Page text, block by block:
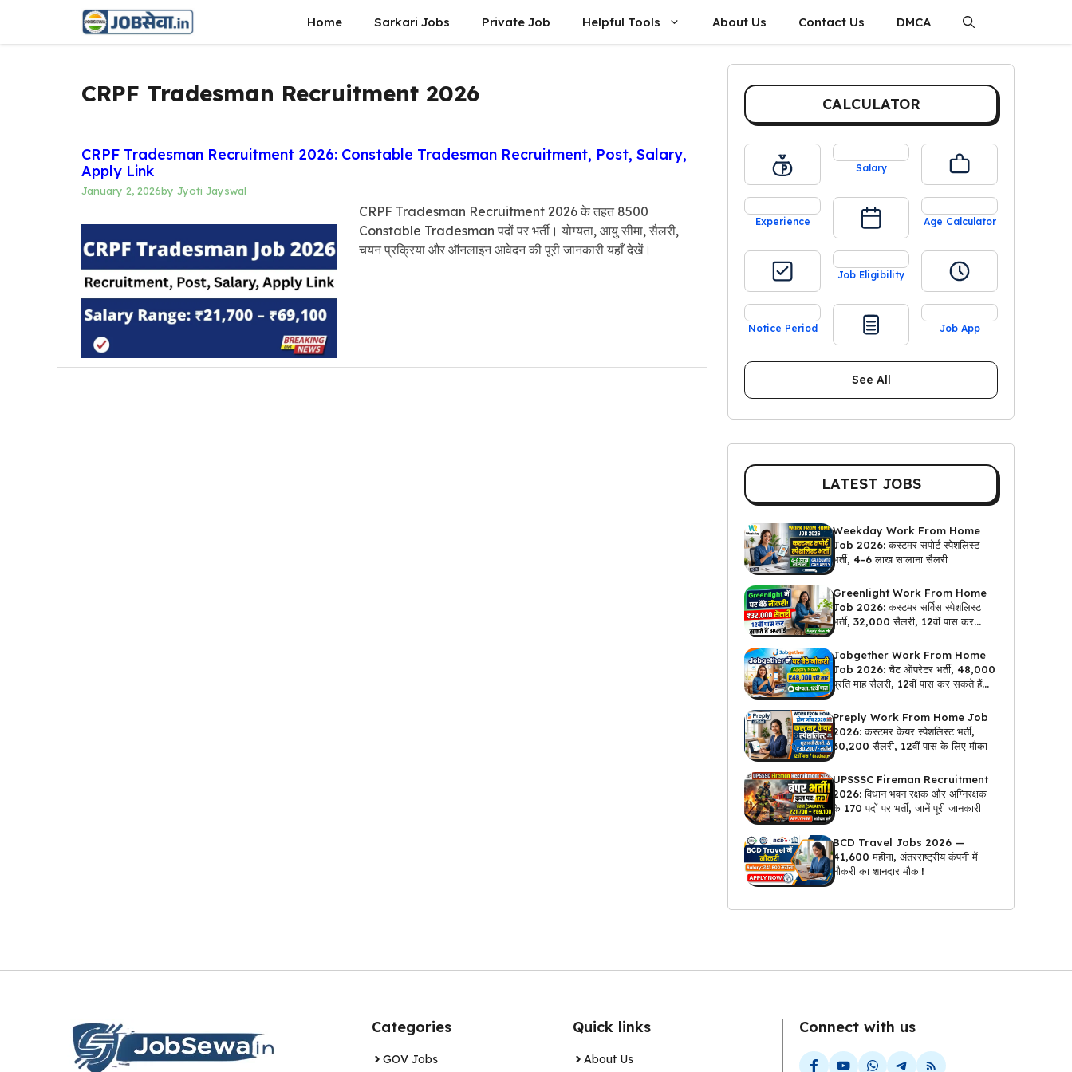
content
Home Sarkari Jobs Private Job Helpful Tools About Us Contact Us DMCA
CRPF Tradesman Recruitment 2026
CRPF Tradesman Recruitment 2026: Constable Tradesman Recruitment, Post, Salary,
Apply Link
January 2, 2026by Jyoti Jayswal
CRPF Tradesman Recruitment 2026 के तहत 8500
Constable Tradesman पदों पर भर्ती। योग्यता, आयु सीमा, सैलरी,
चयन प्रक्रिया और ऑनलाइन आवेदन की पूरी जानकारी यहाँ देखें।
CALCULATOR
Salary
Experience Age Calculator
Job Eligibility
Notice Period Job App
See All
LATEST JOBS
Weekday Work From Home
Job 2026: कस्टमर सपोर्ट स्पेशलिस्ट
भर्ती, 4-6 लाख सालाना सैलरी
Greenlight Work From Home
Job 2026: कस्टमर सर्विस स्पेशलिस्ट
भर्ती, ₹32,000 सैलरी, 12वीं पास कर
सकते हैं अप्लाई
Jobgether Work From Home
Job 2026: चैट ऑपरेटर भर्ती, ₹48,000
प्रति माह सैलरी, 12वीं पास कर सकते हैं
अप्लाई
Preply Work From Home Job
2026: कस्टमर केयर स्पेशलिस्ट भर्ती,
₹30,200 सैलरी, 12वीं पास के लिए मौका
UPSSSC Fireman Recruitment
2026: विधान भवन रक्षक और अग्निरक्षक
के 170 पदों पर भर्ती, जानें पूरी जानकारी
BCD Travel Jobs 2026 —
₹41,600 महीना, अंतरराष्ट्रीय कंपनी में
नौकरी का शानदार मौका!
Categories
GOV Jobs
Quick links
About Us
Connect with us